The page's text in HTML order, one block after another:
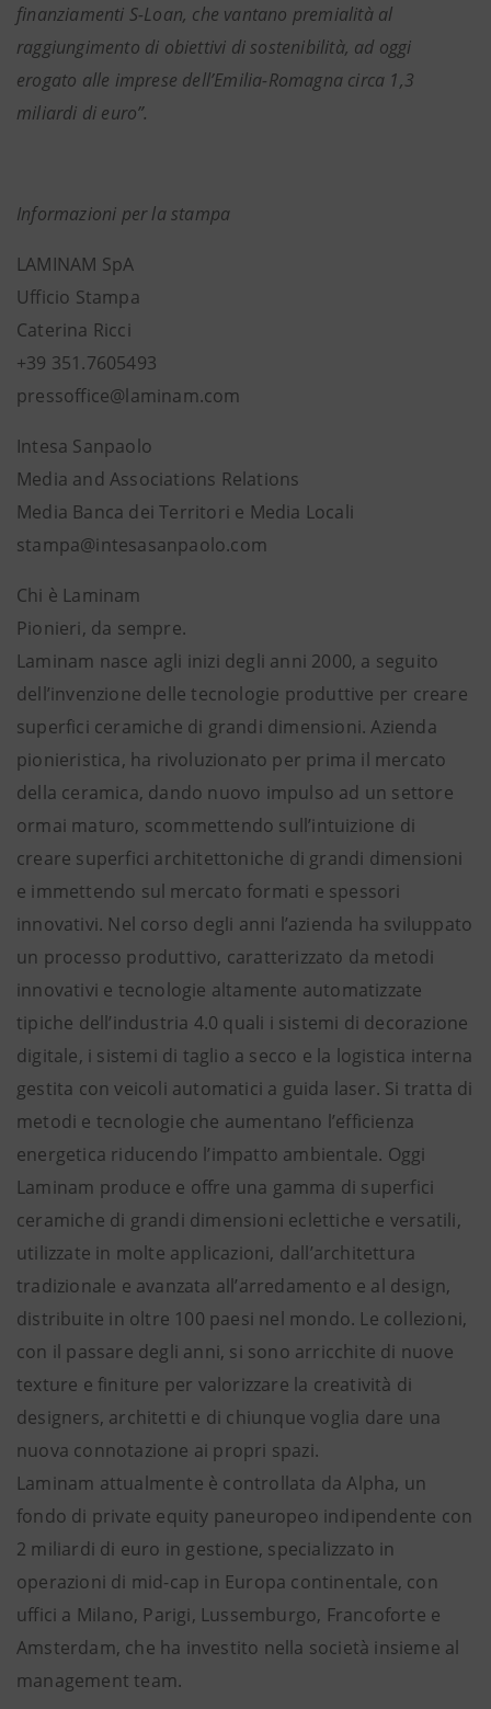
finanziamenti S-Loan, che vantano premialità al
raggiungimento di obiettivi di sostenibilità, ad oggi
erogato alle imprese dell’Emilia-Romagna circa 1,3
miliardi di euro”.
Informazioni per la stampa
LAMINAM SpA
Ufficio Stampa
Caterina Ricci
+39 351.7605493
pressoffice@laminam.com
Intesa Sanpaolo
Media and Associations Relations
Media Banca dei Territori e Media Locali
stampa@intesasanpaolo.com
Chi è Laminam
Pionieri, da sempre.
Laminam nasce agli inizi degli anni 2000, a seguito
dell’invenzione delle tecnologie produttive per creare
superfici ceramiche di grandi dimensioni. Azienda
pionieristica, ha rivoluzionato per prima il mercato
della ceramica, dando nuovo impulso ad un settore
ormai maturo, scommettendo sull’intuizione di
creare superfici architettoniche di grandi dimensioni
e immettendo sul mercato formati e spessori
innovativi. Nel corso degli anni l’azienda ha sviluppato
un processo produttivo, caratterizzato da metodi
innovativi e tecnologie altamente automatizzate
tipiche dell’industria 4.0 quali i sistemi di decorazione
digitale, i sistemi di taglio a secco e la logistica interna
gestita con veicoli automatici a guida laser. Si tratta di
metodi e tecnologie che aumentano l’efficienza
energetica riducendo l’impatto ambientale. Oggi
Laminam produce e offre una gamma di superfici
ceramiche di grandi dimensioni eclettiche e versatili,
utilizzate in molte applicazioni, dall’architettura
tradizionale e avanzata all’arredamento e al design,
distribuite in oltre 100 paesi nel mondo. Le collezioni,
con il passare degli anni, si sono arricchite di nuove
texture e finiture per valorizzare la creatività di
designers, architetti e di chiunque voglia dare una
nuova connotazione ai propri spazi.
Laminam attualmente è controllata da Alpha, un
fondo di private equity paneuropeo indipendente con
2 miliardi di euro in gestione, specializzato in
operazioni di mid-cap in Europa continentale, con
uffici a Milano, Parigi, Lussemburgo, Francoforte e
Amsterdam, che ha investito nella società insieme al
management team.